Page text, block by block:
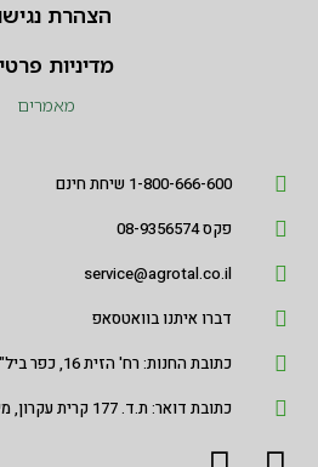
הצהרת
מדיניות
מאמרים
1-800-666-600 שיחת חינם
פקס 08-9356574
service@agrotal.co.il
דברו איתנו בוואטסאפ
כתובת החנות: רח' הזית 16, כפר ביל"ו
כתובת דואר: ת.ד. 177 קרית עקרון, מיקוד 7695101.